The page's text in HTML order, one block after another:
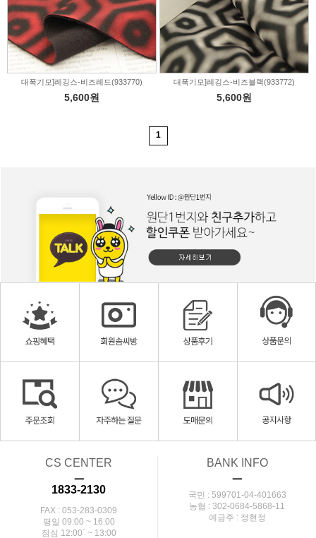
대폭기모]레깅스-비즈레드(933770)
5,600원
대폭기모]레깅스-비즈블랙(933772)
5,600원
1
CS CENTER
ㅡ
1833-2130
FAX : 053-283-0309
평일 09:00 ~ 16:00
점심 12:00` ~ 13:00
BANK INFO
ㅡ
국민 : 599701-04-401663
농협 : 302-0684-5868-11
예금주 : 정현정